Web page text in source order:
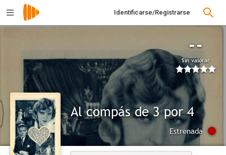
Identificarse/Registrarse
--
Sin valorar
Al compás de 3 por 4
Estrenada